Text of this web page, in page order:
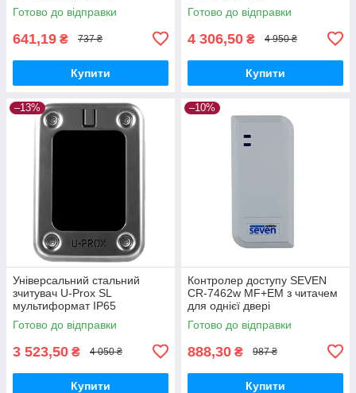
Готово до відправки
641,19 ₴ 737 ₴
Купити
Готово до відправки
4 306,50 ₴ 4 950 ₴
Купити
–13%
Універсальний стальний
зчитувач U-Prox SL
мультиформат IP65
Готово до відправки
3 523,50 ₴ 4 050 ₴
Купити
–10%
Контролер доступу SEVEN
CR-7462w MF+EM з читачем
для однієї двері
Готово до відправки
888,30 ₴ 987 ₴
Купити